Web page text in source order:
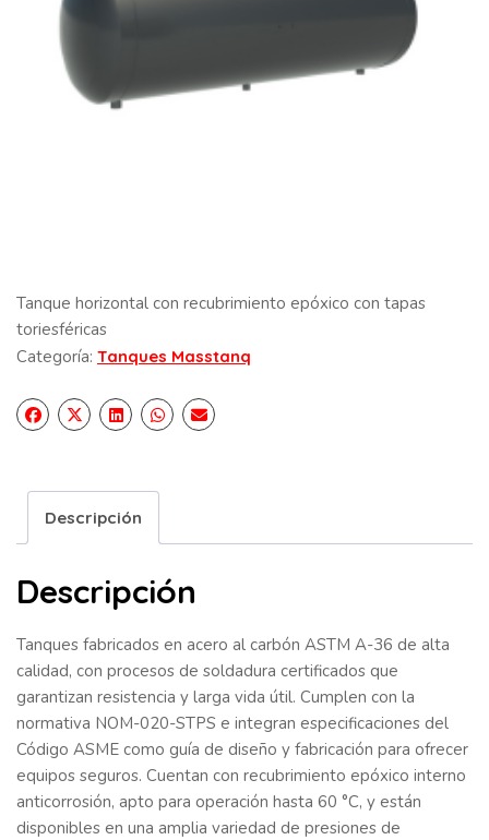
Tanque horizontal con recubrimiento epóxico con tapas
toriesféricas
Categoría: Tanques Masstanq
Descripción
Descripción
Tanques fabricados en acero al carbón ASTM A-36 de alta
calidad, con procesos de soldadura certificados que
garantizan resistencia y larga vida útil. Cumplen con la
normativa NOM-020-STPS e integran especificaciones del
Código ASME como guía de diseño y fabricación para ofrecer
equipos seguros. Cuentan con recubrimiento epóxico interno
anticorrosión, apto para operación hasta 60 °C, y están
disponibles en una amplia variedad de presiones de